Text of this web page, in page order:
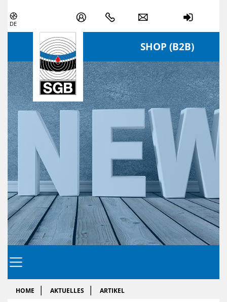
DE
SHOP (B2B)
HOME AKTUELLES ARTIKEL